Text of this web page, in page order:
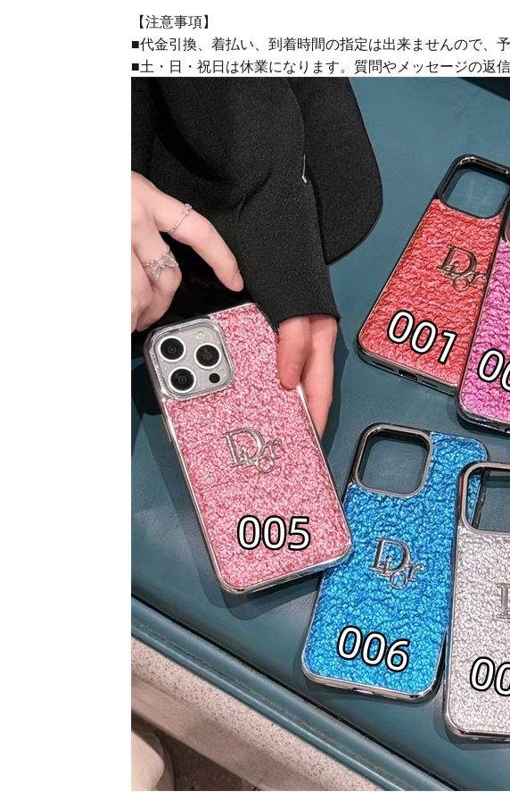
【注意事項】
■代金引換、着払い、到着時間の指定は出来ませんので、
■土・日・祝日は休業になります。質問やメッセージの返